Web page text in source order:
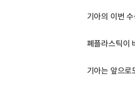
기아의 이번
폐플라스틱이
기아는 앞으로